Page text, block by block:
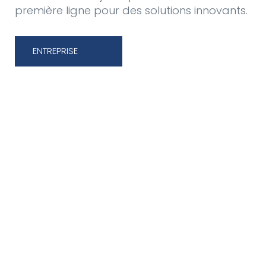
première ligne pour des solutions innovants.
ENTREPRISE